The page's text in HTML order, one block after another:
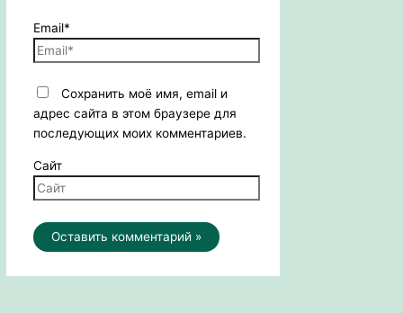
Email*
Сохранить моё имя, email и
адрес сайта в этом браузере для
последующих моих комментариев.
Сайт